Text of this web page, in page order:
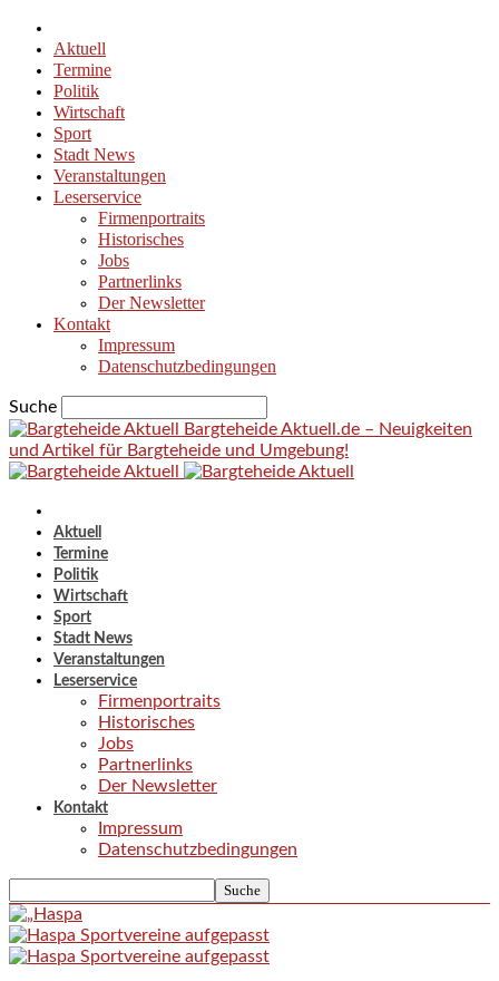
Aktuell
Termine
Politik
Wirtschaft
Sport
Stadt News
Veranstaltungen
Leserservice
Firmenportraits
Historisches
Jobs
Partnerlinks
Der Newsletter
Kontakt
Impressum
Datenschutzbedingungen
Suche
Bargteheide Aktuell.de – Neuigkeiten
und Artikel für Bargteheide und Umgebung!
Aktuell
Termine
Politik
Wirtschaft
Sport
Stadt News
Veranstaltungen
Leserservice
Firmenportraits
Historisches
Jobs
Partnerlinks
Der Newsletter
Kontakt
Impressum
Datenschutzbedingungen